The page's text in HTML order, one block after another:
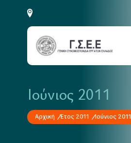
Ιούνιος 2011
Αρχική Έτος 2011 Ιούνιος 2011